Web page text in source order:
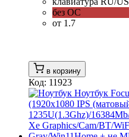
без ОС
от 1.7
в корзину
Код: 11923